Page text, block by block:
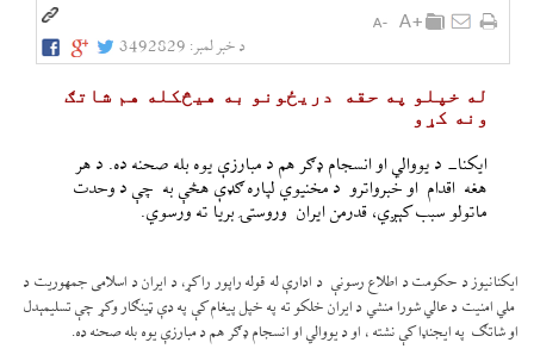
د خبر لمبر: 3492829
له خپلو په حقه دریځونو به هیڅکله هم شاتګ
ونه کړو
ایکنا- د یووالي او انسجام ډګر هم د مبارزې یوه بله صحنه ده. د هر
هغه اقدام او خبرواترو د مخنیوي لپاره ګډې هڅې به چې د وحدت
ماتولو سبب کېږي، قدرمن ایران وروستۍ بریا ته ورسوي.
ایکنانیوز د حکومت د اطلاع رسونې د ادارې له قوله راپور راکړ، د ایران د اسلامی جمهوریت د
ملي امنیت د عالي شورا منشي د ایران خلکو ته په خپل پیغام کې په دې ټینګار وکړ چې تسلیمېدل
او شاتګ په ایجنډا کې نشته ، او د یووالي او انسجام ډګر هم د مبارزې یوه بله صحنه ده.